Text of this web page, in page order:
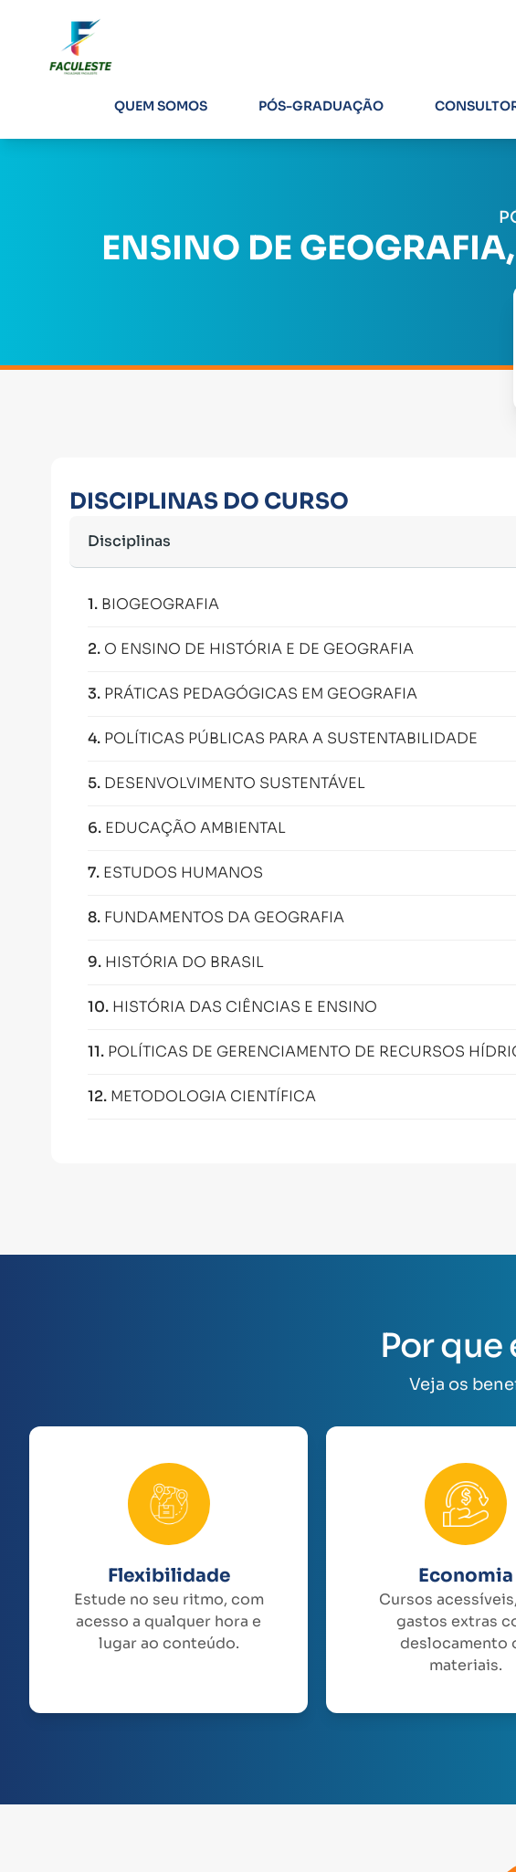
QUEM SOMOS PÓS-GRADUAÇÃO
ENSINO DE
DISCIPLINAS DO CURSO
Disciplinas
1. BIOGEOGRAFIA
2. O ENSINO DE HISTÓRIA E DE GEOGRAFIA
3. PRÁTICAS PEDAGÓGICAS EM GEOGRAFIA
4. POLÍTICAS PÚBLICAS PARA A SUSTENTABILIDADE
5. DESENVOLVIMENTO SUSTENTÁVEL
6. EDUCAÇÃO AMBIENTAL
7. ESTUDOS HUMANOS
8. FUNDAMENTOS DA GEOGRAFIA
9. HISTÓRIA DO BRASIL
10. HISTÓRIA DAS CIÊNCIAS E ENSINO
11. POLÍTICAS DE GERENCIAMENTO DE RECURSOS
12. METODOLOGIA CIENTÍFICA
Por que
Veja os
Flexibilidade
Estude no seu ritmo, com
acesso a qualquer hora e
lugar ao conteúdo.
Economia
Cursos
gastos extras
deslocamento
materiais.